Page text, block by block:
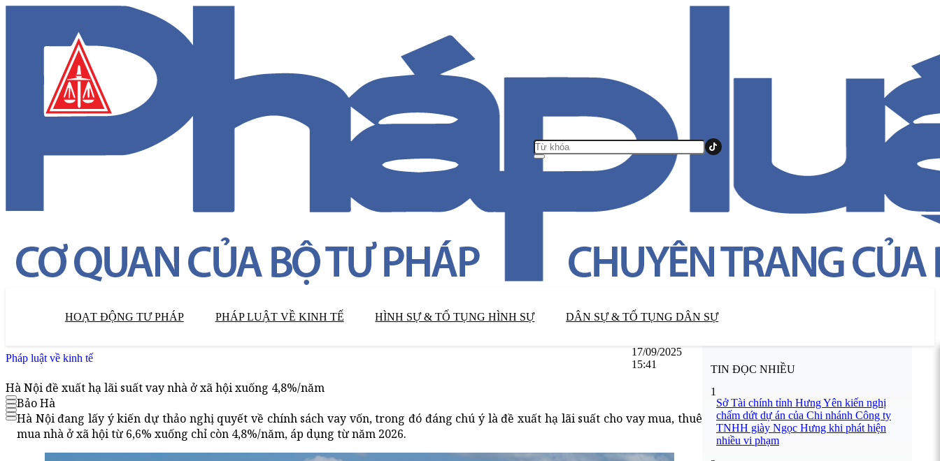
HOẠT ĐỘNG TƯ PHÁP PHÁP LUẬT VỀ KINH TẾ HÌNH SỰ & TỐ TỤNG HÌNH SỰ DÂN SỰ & TỐ TỤNG DÂN SỰ
Pháp luật về kinh tế
17/09/2025
15:41
Hà Nội đề xuất hạ lãi suất vay nhà ở xã hội xuống 4,8%/năm
Bảo Hà
Hà Nội đang lấy ý kiến dự thảo nghị quyết về chính sách vay vốn, trong đó đáng chú ý là đề xuất hạ lãi suất cho vay mua, thuê
mua nhà ở xã hội từ 6,6% xuống chỉ còn 4,8%/năm, áp dụng từ năm 2026.
TIN ĐỌC NHIỀU
1
Sở Tài chính tỉnh Hưng Yên kiến nghị
chấm dứt dự án của Chi nhánh Công ty
TNHH giày Ngọc Hưng khi phát hiện
nhiều vi phạm